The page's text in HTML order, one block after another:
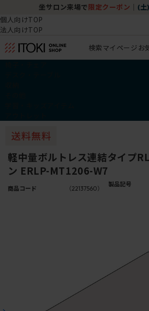
坐サロン来場で 限定クーポン (土
個人向けTOP
法人向けTOP
検索マイページ お
軽中量ボルトレス連結タイプ
ン ERLP-MT1206-W7
商品コード （22137560）
製品記号